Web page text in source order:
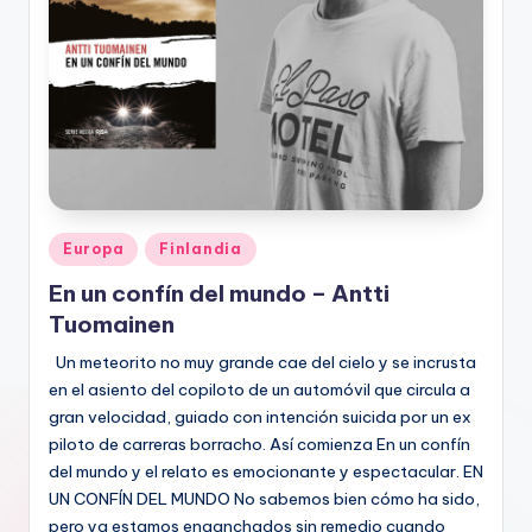
Publicado
en
Europa Finlandia
En un confín del mundo – Antti
Tuomainen
Un meteorito no muy grande cae del cielo y se incrusta
en el asiento del copiloto de un automóvil que circula a
gran velocidad, guiado con intención suicida por un ex
piloto de carreras borracho. Así comienza En un confín
del mundo y el relato es emocionante y espectacular. EN
UN CONFÍN DEL MUNDO No sabemos bien cómo ha sido,
pero ya estamos enganchados sin remedio cuando